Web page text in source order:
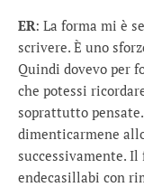
ER: La forma mi è
scrivere. È uno
Quindi dovevo per
che potessi
soprattutto
dimenticarmene
successivamente.
endecasillabi con